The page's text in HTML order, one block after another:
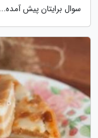
سوال برایتان پیش آمده...